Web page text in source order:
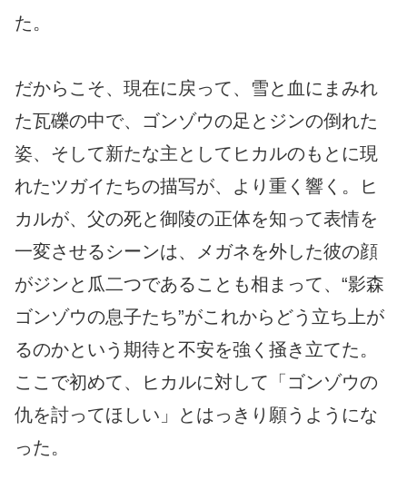
た。
だからこそ、現在に戻って、雪と血にまみれ
た瓦礫の中で、ゴンゾウの足とジンの倒れた
姿、そして新たな主としてヒカルのもとに現
れたツガイたちの描写が、より重く響く。ヒ
カルが、父の死と御陵の正体を知って表情を
一変させるシーンは、メガネを外した彼の顔
がジンと瓜二つであることも相まって、“影森
ゴンゾウの息子たち”がこれからどう立ち上が
るのかという期待と不安を強く掻き立てた。
ここで初めて、ヒカルに対して「ゴンゾウの
仇を討ってほしい」とはっきり願うようにな
った。